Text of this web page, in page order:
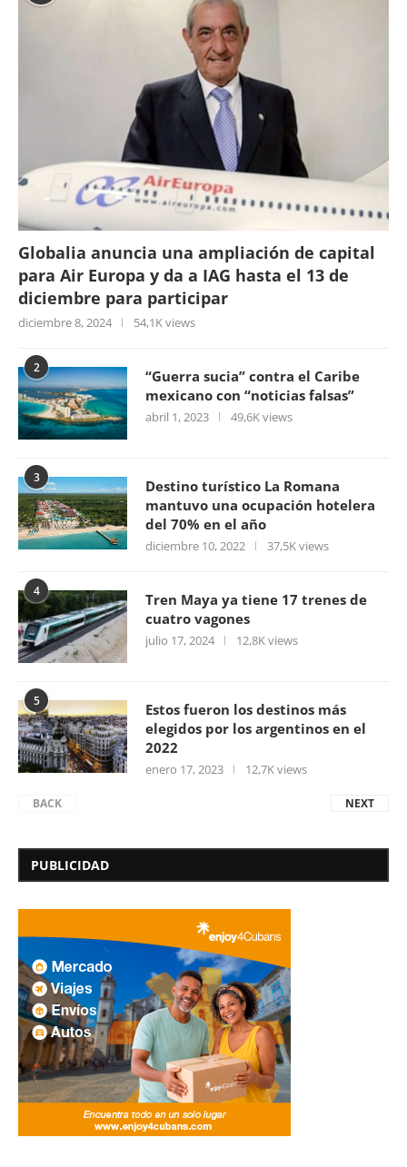
Globalia anuncia una ampliación de capital
para Air Europa y da a IAG hasta el 13 de
diciembre para participar
diciembre 8, 2024 54,1K views
2
“Guerra sucia” contra el Caribe
mexicano con “noticias falsas”
abril 1, 2023 49,6K views
3
Destino turístico La Romana
mantuvo una ocupación hotelera
del 70% en el año
diciembre 10, 2022 37,5K views
4
Tren Maya ya tiene 17 trenes de
cuatro vagones
julio 17, 2024 12,8K views
5
Estos fueron los destinos más
elegidos por los argentinos en el
2022
enero 17, 2023 12,7K views
BACK NEXT
PUBLICIDAD